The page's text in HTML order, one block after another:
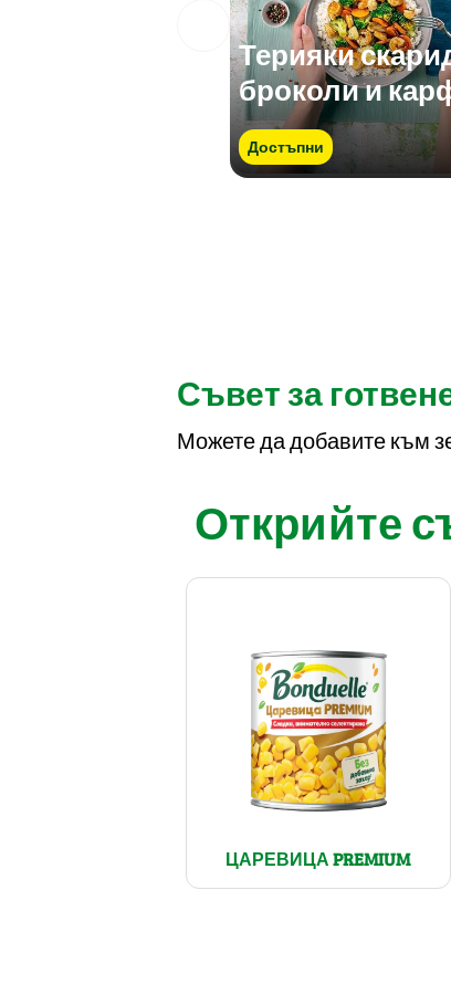
Терияки
броколи и
Достъпни
Съвет за
Можете да добавите към
Открийте
ЦАРЕВИЦА PREMIUM